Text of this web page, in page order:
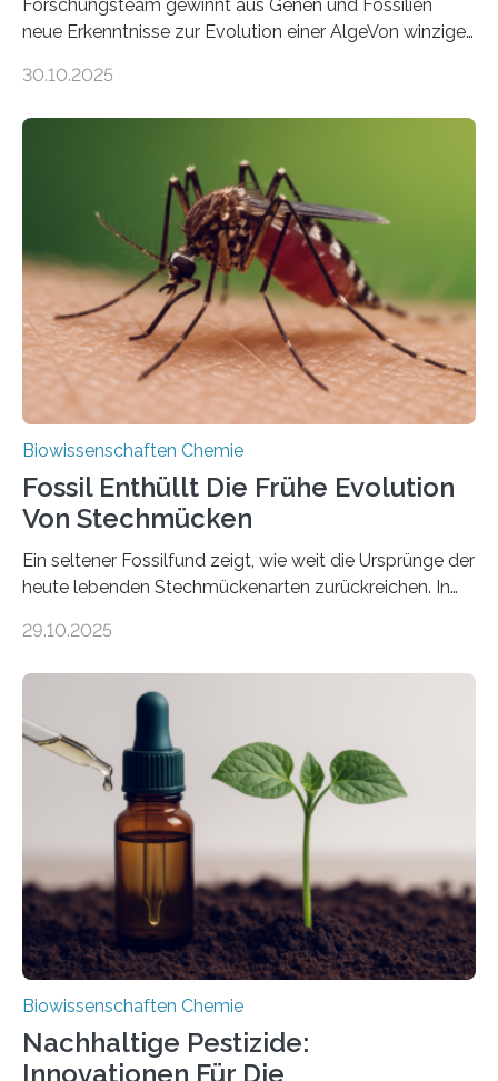
Forschungsteam gewinnt aus Genen und Fossilien
neue Erkenntnisse zur Evolution einer AlgeVon winzigen
Landpflanzen zählen zu den komplexesten
Grünalgen, die vor Hunderten von Millionen Jahren
lebten. Unter den Vorfahren sticht eine Gruppe heraus,
die noch heute in der Natur vorkommt: die
Süßwasseralge Coleochaetophyceae. Einige Arten
dieser Gruppe bilden aus Zellfäden dichte Geflechte
mit scheibenförmiger Gestalt. Was auffällig ist: Die
nächsten…
30.10.2025
Biowissenschaften Chemie
Fossil Enthüllt Die Frühe Evolution
Von Stechmücken
Ein seltener Fossilfund zeigt, wie weit die Ursprünge der
heute lebenden Stechmückenarten zurückreichen. In
Forschende die bisher älteste bekannte Stechmücken-
Region Kachin in Myanmar und hat sich in
ausgezeichnetem Zustand erhalten. Es konnte als neue
Art einer neuen Gattung beschrieben werden und trägt
nun den Namen Cretosabethes primaevus. Dieser erste
fossile Nachweis einer Stechmückenlarve in Bernstein
stellt gleichzeitig den ersten Fossilfund einer
Mückenlarve aus dem Mesozoikum dar, denn…
29.10.2025
Biowissenschaften Chemie
Nachhaltige Pestizide:
Innovationen Für Die